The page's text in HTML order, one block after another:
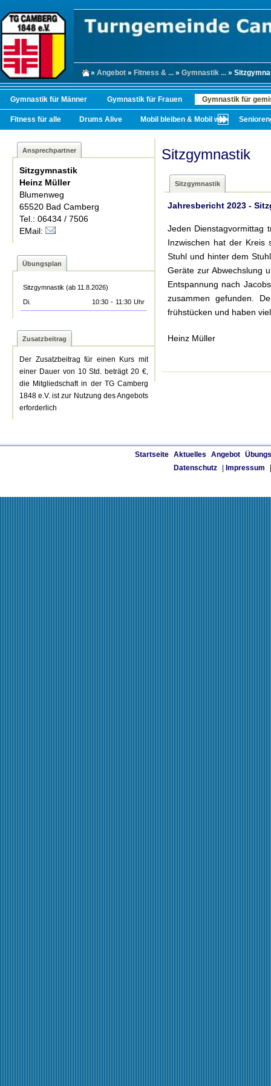
» Angebot » Fitness & ... » Gymnastik ... »
Gymnastik für Männer Gymnastik für Frauen Gymnastik für
Fitness für alle Drums Alive Mobil bleiben & Mobil werden
Ansprechpartner
Sitzgymnastik
Heinz Müller
Blumenweg
65520 Bad Camberg
Tel.: 06434 / 7506
EMail:
Übungsplan
Sitzgymnastik (ab 11.8.2026)
Di.
10:30 - 11:30 Uhr
Zusatzbeitrag
Der Zusatzbeitrag für einen Kurs mit
einer Dauer von 10 Std. beträgt 20 €,
die Mitgliedschaft in der TG Camberg
1848 e.V. ist zur Nutzung des Angebots
erforderlich
Sitzgymnastik
Sitzgymnastik
Jahresbericht 2023 -
Jeden Dienstagvormittag
Inzwischen hat der
Stuhl und hinter dem
Geräte zur Abwechslung
Entspannung nach
zusammen gefunden.
frühstücken und haben
Heinz Müller
Startseite Aktuelles Angebot
Datenschutz
Impressum